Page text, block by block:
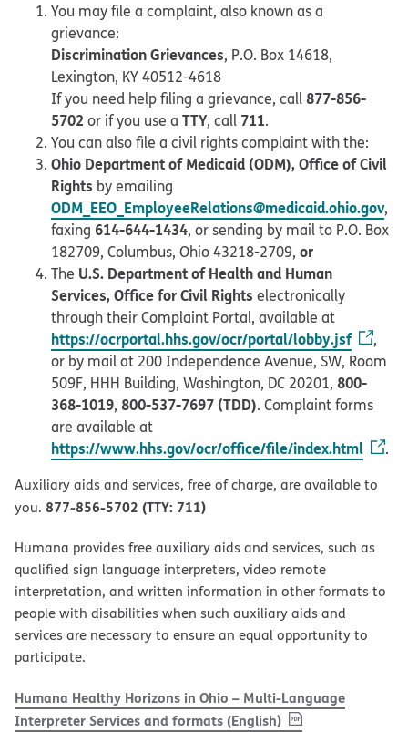
You may file a complaint, also known as a
grievance:
Discrimination Grievances, P.O. Box 14618,
Lexington, KY 40512-4618
If you need help filing a grievance, call877-856-
5702 or if you use a TTY, call 711.
You can also file a civil rights complaint with the:
Ohio Department of Medicaid (ODM), Office of Civil
Rights by emailing
ODM_EEO_EmployeeRelations@medicaid.ohio.gov,
faxing 614-644-1434, or sending by mail to P.O. Box
182709, Columbus, Ohio 43218-2709, or
The U.S. Department of Health and Human
Services, Office for Civil Rights electronically
through their Complaint Portal, available at
https://ocrportal.hhs.gov/ocr/portal/lobby.jsf
,
or by mail at 200 Independence Avenue, SW, Room
509F, HHH Building, Washington, DC 20201, 800-
368-1019, 800-537-7697 (TDD). Complaint forms
are available at
https://www.hhs.gov/ocr/office/file/index.html .
Auxiliary aids and services, free of charge, are available to
you. 877-856-5702 (TTY: 711)
Humana provides free auxiliary aids and services, such as
qualified sign language interpreters, video remote
interpretation, and written information in other formats to
people with disabilities when such auxiliary aids and
services are necessary to ensure an equal opportunity to
participate.
Humana Healthy Horizons in Ohio – Multi-Language
Interpreter Services and formats (English), PDF(opens in new